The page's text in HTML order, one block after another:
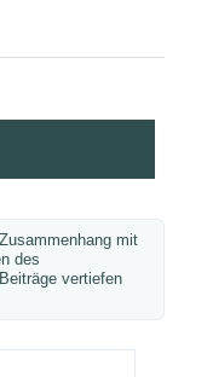
mit
des
vertiefen